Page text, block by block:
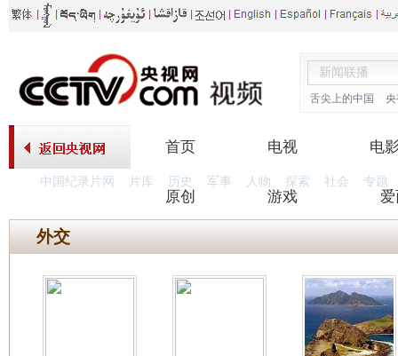
舌尖上的中国
首页 电视 电
中国纪录片网 片库 历史 军事 人物 探索 社会 专题
原创 游戏
外交